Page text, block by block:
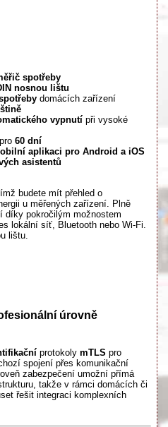
spotřeby
nosnou lištu
domácích zařízení
vypnutí při vysoké
60 dní
aplikaci pro Android a iOS
asistentů
budete mít přehled o
u měřených zařízení. Plně
díky pokročilým možnostem
lokální síť, Bluetooth nebo Wi-Fi.
lištu.
úrovně
protokoly mTLS pro
spojení přes komunikační
zabezpečení umožní přímá
takže v rámci domácích či
řešit integraci komplexních